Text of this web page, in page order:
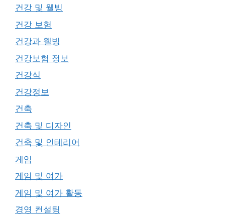
건강 및 웰빙
건강 보험
건강과 웰빙
건강보험 정보
건강식
건강정보
건축
건축 및 디자인
건축 및 인테리어
게임
게임 및 여가
게임 및 여가 활동
경영 컨설팅